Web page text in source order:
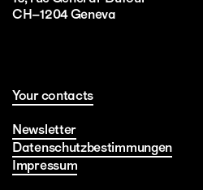
CH–1204 Geneva
Your contacts
Newsletter
Datenschutzbestimmungen
Impressum